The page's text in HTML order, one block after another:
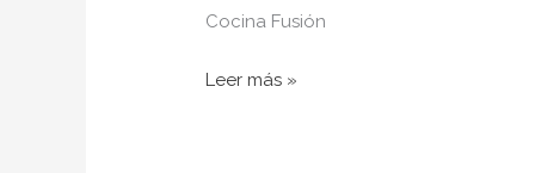
Cocina Fusión
Leer más »